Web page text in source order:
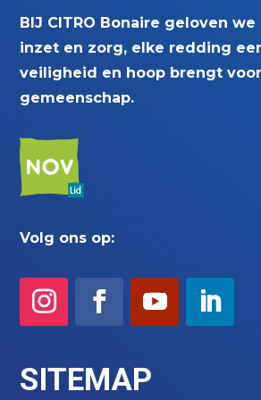
BIJ CITRO Bonaire geloven
inzet en zorg, elke redding
veiligheid en hoop brengt
gemeenschap.
Volg ons op:
SITEMAP